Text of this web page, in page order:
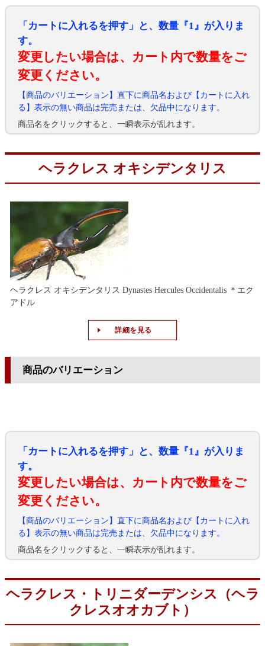
「カートに入れるを押す」と、数量『1』が入りま
す。
変更したい場合は、カート内で数量をご
変更ください。
【商品のバリエーション】直下に商品名および【カートに入れ
る】表示の無い商品は完売または、欠品中になります。
商品名をクリックすると、一瞬表示が乱れます。
ヘラクレス オキシデンタリス
ヘラクレス オキシデンタリス Dynastes Hercules Occidentalis ＊エク
アドル
詳細を見る
商品のバリエーション
「カートに入れるを押す」と、数量『1』が入りま
す。
変更したい場合は、カート内で数量をご
変更ください。
【商品のバリエーション】直下に商品名および【カートに入れ
る】表示の無い商品は完売または、欠品中になります。
商品名をクリックすると、一瞬表示が乱れます。
ヘラクレス・トリニダーデンシス（ヘラ
クレスオオカブト）